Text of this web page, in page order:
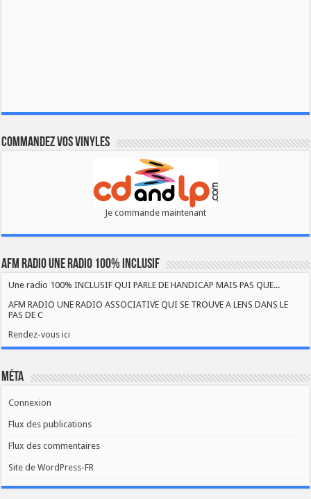
Commandez vos vinyles
Je commande maintenant
AFM RADIO UNE RADIO 100% INCLUSIF
Une radio 100% INCLUSIF QUI PARLE DE HANDICAP MAIS PAS QUE...
AFM RADIO UNE RADIO ASSOCIATIVE QUI SE TROUVE A LENS DANS LE
PAS DE C
Rendez-vous ici
Méta
Connexion
Flux des publications
Flux des commentaires
Site de WordPress-FR